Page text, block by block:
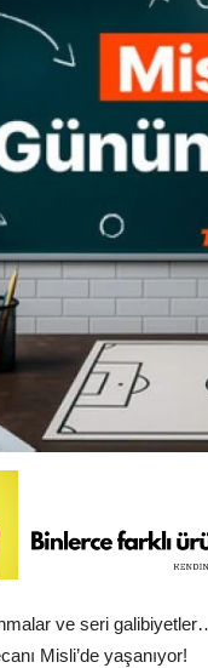
ve seri
Misli’de yaşanıyor!